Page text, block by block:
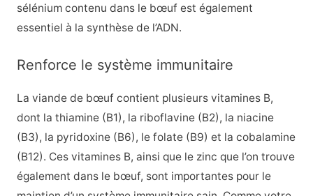
sélénium contenu dans le bœuf est également
essentiel à la synthèse de l’ADN.
Renforce le système immunitaire
La viande de bœuf contient plusieurs vitamines B,
dont la thiamine (B1), la riboflavine (B2), la niacine
(B3), la pyridoxine (B6), le folate (B9) et la cobalamine
(B12). Ces vitamines B, ainsi que le zinc que l’on trouve
également dans le bœuf, sont importantes pour le